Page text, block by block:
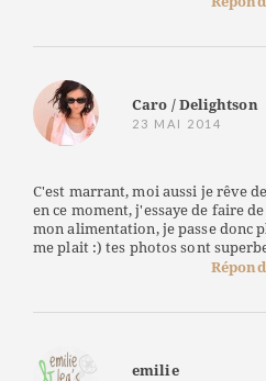
Caro / Delightson
23 MAI 2014
C'est marrant, moi aussi je rêve
en ce moment, j'essaye de faire
mon alimentation, je passe donc
me plait :) tes photos sont
emilie